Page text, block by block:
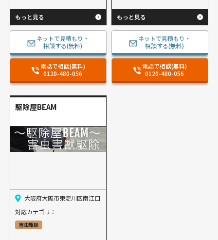
もっと見る
ネットで見積もり・
相談する(無料)
電話で相談(無料)
0120-480-056
もっと見る
ネットで見積もり・
相談する(無料)
電話で相談(無料)
0120-480-056
駆除屋BEAM
大阪府大阪市東淀川区南江口
対応カテゴリ：
害虫駆除